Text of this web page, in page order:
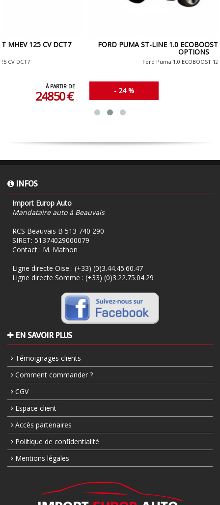
FORD PUMA ST-LINE 1.0 ECOBOOST MHEV 125 CV DCT7 +
Ford Puma 1.0 ECOBOOST 125 CV DCT7
- 24 %
INFOS
Import Europ Auto
Mandataire auto à Beauvais
RCS Beauvais B 513 740 290
SIRET: 51374029000079
Contact : M. Mathon
Ligne directe Oise : (+33) (0)3.44.45.60.47
Ligne directe Somme : (+33) (0)3.22.75.04.29
EN SAVOIR PLUS
Témoignages clients
Comment commander ?
CGV
Espace client
Accès partenaires
Politique de confidentialité
Mentions légales